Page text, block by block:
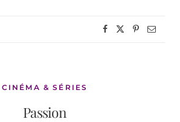
CINÉMA & SÉRIES
Passion